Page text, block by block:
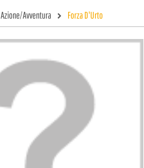
Azione/Avventura Forza D'Urto